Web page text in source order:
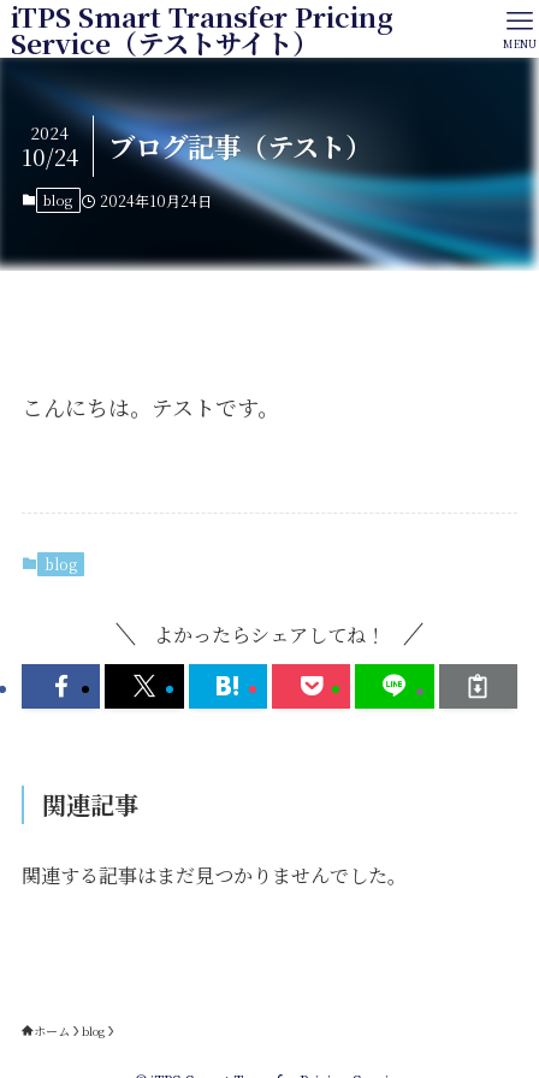
iTPS Smart Transfer Pricing
Service（テストサイト） MENU
ブログ記事（テスト）
2024
10/24
blog 2024年10月24日
こんにちは。テストです。
blog
よかったらシェアしてね！
関連記事
関連する記事はまだ見つかりませんでした。
ホーム blog